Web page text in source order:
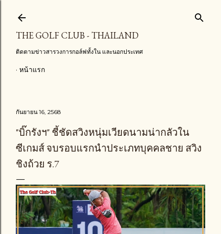
THE GOLF CLUB - THAILAND
ติดตามข่าวสารวงการกอล์ฟทั้งใน และนอกประเทศ
หน้าแรก
กันยายน 16, 2568
"บิ๊กรังฯ" ชี้ชัดสวิงหนุ่มเวียดนามน่ากลัวใน
ซีเกมส์ จบรอบแรกนำประเภทบุคคลชาย สวิง
ชิงถ้วย ร.7